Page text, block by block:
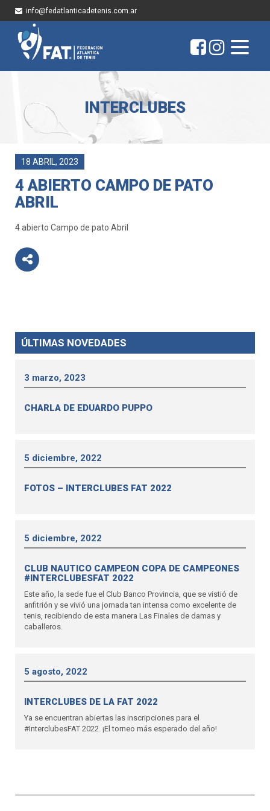
info@fedatlanticadetenis.com.ar
INTERCLUBES
18 ABRIL, 2023
4 ABIERTO CAMPO DE PATO
ABRIL
4 abierto Campo de pato Abril
ÚLTIMAS NOVEDADES
3 marzo, 2023
CHARLA DE EDUARDO PUPPO
5 diciembre, 2022
FOTOS – INTERCLUBES FAT 2022
5 diciembre, 2022
CLUB NAUTICO CAMPEON COPA DE CAMPEONES
#INTERCLUBESFAT 2022
Este año, la sede fue el Club Banco Provincia, que se vistió de
anfitrión y se vivió una jornada tan intensa como excelente de
tenis, recibiendo de esta manera Las Finales de damas y
caballeros.
5 agosto, 2022
INTERCLUBES DE LA FAT 2022
Ya se encuentran abiertas las inscripciones para el
#InterclubesFAT 2022. ¡El torneo más esperado del año!